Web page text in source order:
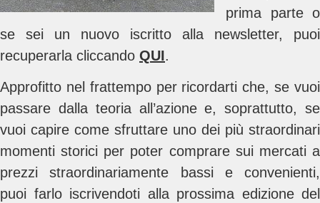
prima parte o
se sei un nuovo iscritto alla newsletter, puoi
recuperarla cliccando QUI.
Approfitto nel frattempo per ricordarti che, se vuoi
passare dalla teoria all’azione e, soprattutto, se
vuoi capire come sfruttare uno dei più straordinari
momenti storici per poter comprare sui mercati a
prezzi straordinariamente bassi e convenienti,
puoi farlo iscrivendoti alla prossima edizione del